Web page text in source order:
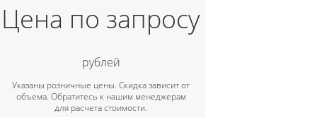
Цена по запросу
рублей
Указаны розничные цены. Скидка зависит от
объема. Обратитесь к нашим менеджерам
для расчета стоимости.